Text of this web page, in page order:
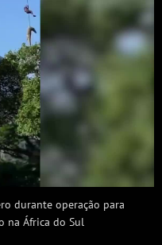
durante operação para
na África do Sul